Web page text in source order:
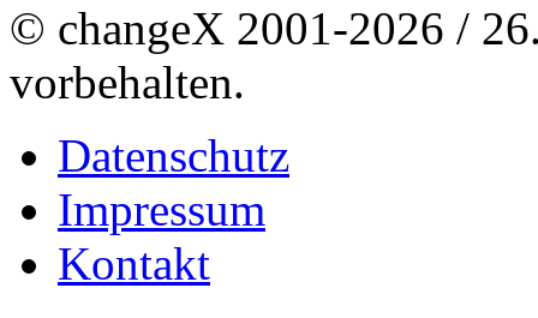
© changeX 2001-2026 /
vorbehalten.
Datenschutz
Impressum
Kontakt